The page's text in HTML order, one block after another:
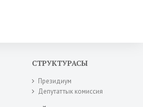
СТРУКТУРАСЫ
Президиум
Депутаттык комиссия